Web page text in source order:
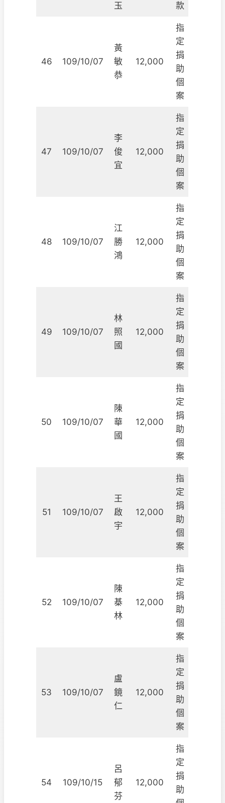
玉
款
46 109/10/07
黃
敏
恭
12,000
指
定
捐
助
個
案
47 109/10/07
李
俊
宜
12,000
指
定
捐
助
個
案
48 109/10/07
江
勝
鴻
12,000
指
定
捐
助
個
案
49 109/10/07
林
照
國
12,000
指
定
捐
助
個
案
50 109/10/07
陳
華
國
12,000
指
定
捐
助
個
案
51 109/10/07
王
啟
宇
12,000
指
定
捐
助
個
案
52 109/10/07
陳
棊
林
12,000
指
定
捐
助
個
案
53 109/10/07
盧
鏡
仁
12,000
指
定
捐
助
個
案
54 109/10/15
呂
郁
芬
12,000
指
定
捐
助